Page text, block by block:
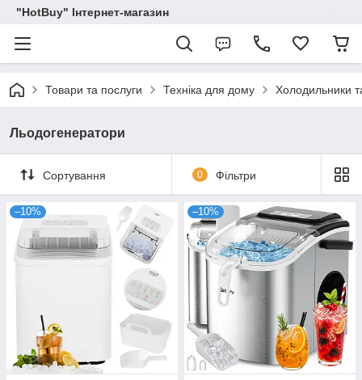
"HotBuy" Інтернет-магазин
Товари та послуги Техніка для дому Холодильники
Льодогенератори
Сортування 0 Фільтри
–10% –10%